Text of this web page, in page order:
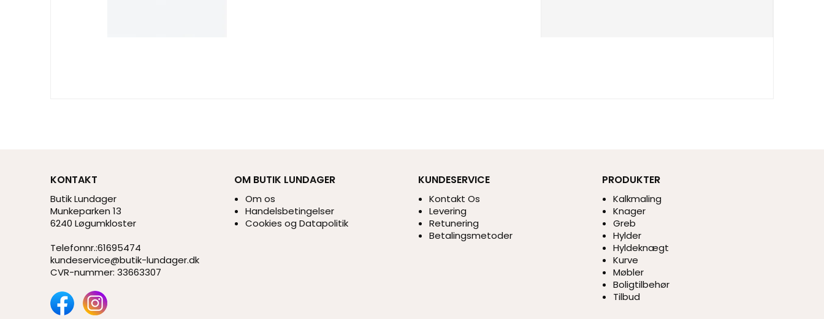
KONTAKT
Butik Lundager
Munkeparken 13
6240 Løgumkloster
Telefonnr.:61695474
kundeservice@butik-lundager.dk
CVR-nummer: 33663307
OM BUTIK LUNDAGER
Om os
Handelsbetingelser
Cookies og Datapolitik
KUNDESERVICE
Kontakt Os
Levering
Retunering
Betalingsmetoder
PRODUKTER
Kalkmaling
Knager
Greb
Hylder
Hyldeknægt
Kurve
Møbler
Boligtilbehør
Tilbud